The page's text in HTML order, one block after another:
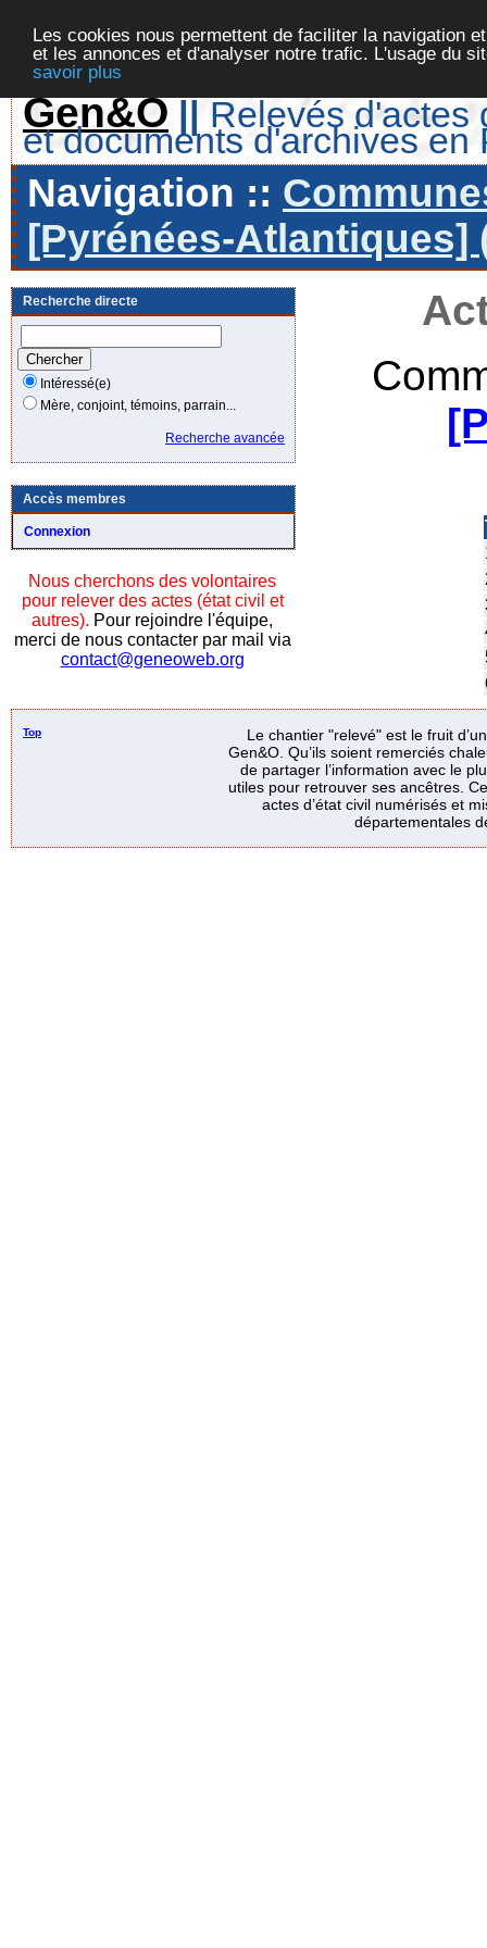
Les cookies nous permettent de faciliter la navigation
et les annonces et d'analyser notre trafic. L'usage du
savoir plus
Gen&O || Relevés d'actes
et documents d'archives en
Navigation ::
[Pyrénées-Atlantiques]
Recherche directe
Intéressé(e)
Mère, conjoint, témoins, parrain...
Recherche avancée
Accès membres
Connexion
Nous cherchons des volontaires
pour relever des actes (état civil et
autres). Pour rejoindre l'équipe,
merci de nous contacter par mail via
contact@geneoweb.org
Top
Le chantier "relevé" est le fruit
Gen&O. Qu’ils soient remerciés
de partager l’information avec le
utiles pour retrouver ses ancêtres.
actes d’état civil numérisés et
départementales